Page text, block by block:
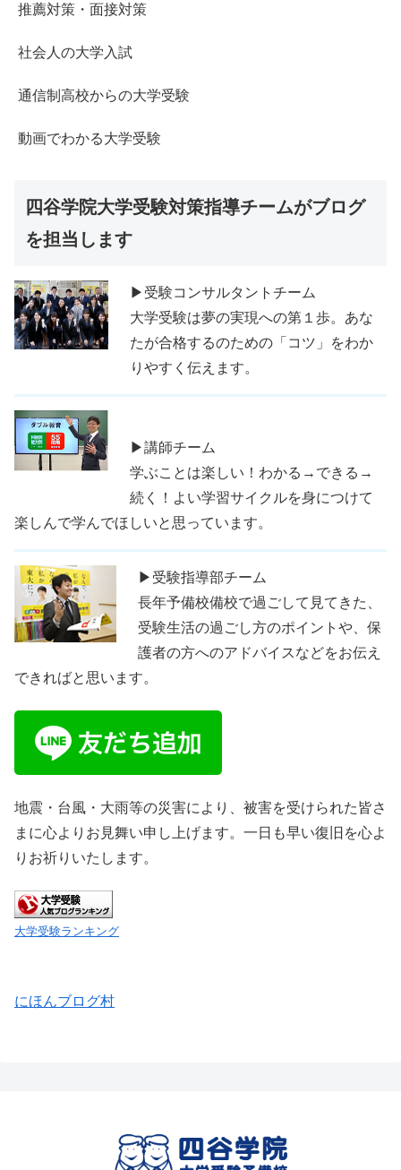
推薦対策・面接対策
社会人の大学入試
通信制高校からの大学受験
動画でわかる大学受験
四谷学院大学受験対策指導チームがブログ
を担当します
▶受験コンサルタントチーム
大学受験は夢の実現への第１歩。あな
たが合格するのための「コツ」をわか
りやすく伝えます。
▶講師チーム
学ぶことは楽しい！わかる→できる→
続く！よい学習サイクルを身につけて
楽しんで学んでほしいと思っています。
▶受験指導部チーム
長年予備校備校で過ごして見てきた、
受験生活の過ごし方のポイントや、保
護者の方へのアドバイスなどをお伝え
できればと思います。
地震・台風・大雨等の災害により、被害を受けられた皆さ
まに心よりお見舞い申し上げます。一日も早い復旧を心よ
りお祈りいたします。
大学受験ランキング
にほんブログ村